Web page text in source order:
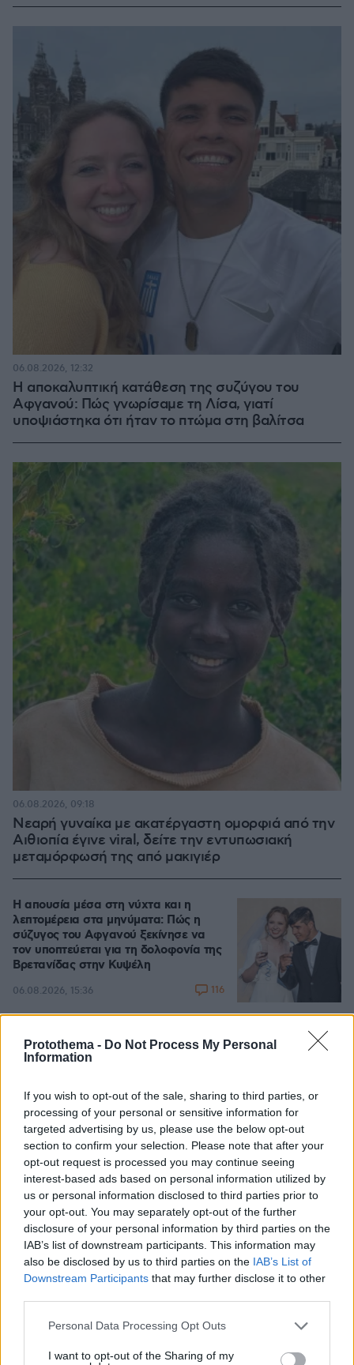
Protothema - Do Not Process My Personal
Information
If you wish to opt-out of the sale, sharing to third parties, or
processing of your personal or sensitive information for
targeted advertising by us, please use the below opt-out
section to confirm your selection. Please note that after your
opt-out request is processed you may continue seeing
interest-based ads based on personal information utilized by
us or personal information disclosed to third parties prior to
your opt-out. You may separately opt-out of the further
disclosure of your personal information by third parties on the
IAB’s list of downstream participants. This information may
also be disclosed by us to third parties on the IAB’s List of
Downstream Participants that may further disclose it to other
Please note that this website/app uses one or more Google
not limited to your visit or usage behaviour. You may click to
Personal Data Processing Opt Outs
I want to opt-out of the Sharing of my
Η αποκαλυπτική κατάθεση της συζύγου του
Αφγανού: Πώς γνωρίσαμε τη Λίσα, γιατί
υποψιάστηκα ότι ήταν το πτώμα στη βαλίτσα
06.08.2026, 12:32
Νεαρή γυναίκα με ακατέργαστη ομορφιά από την
Αιθιοπία έγινε viral, δείτε την εντυπωσιακή
μεταμόρφωσή της από μακιγιέρ
06.08.2026, 09:18
Η απουσία μέσα στη νύχτα και η
λεπτομέρεια στα μηνύματα: Πώς η
σύζυγος του Αφγανού ξεκίνησε να
τον υποπτεύεται για τη δολοφονία της
Βρετανίδας στην Κυψέλη
06.08.2026, 15:36 116
Δημήτρης Ξανθάκης: Η γνήσια λαϊκή
φωνή, οι συνεργασίες, τα κορυφαία
06.08.2026, 16:32 19
«Αφιέρωσε τη ζωή της βοηθώντας
όσους είχαν ανάγκη»: Συγκλονίζει η
οικογένεια της Βρετανίδας που
βρέθηκε νεκρή σε βαλίτσα στην
Κυψέλη
06.08.2026, 18:45 26
ιστοσελίδα θα του εξασφάλιζε
€100.000